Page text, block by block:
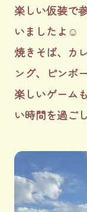
楽しい仮装で
いましたよ☺
焼きそば、カ
ング、ピンボ
楽しいゲーム
い時間を過ご